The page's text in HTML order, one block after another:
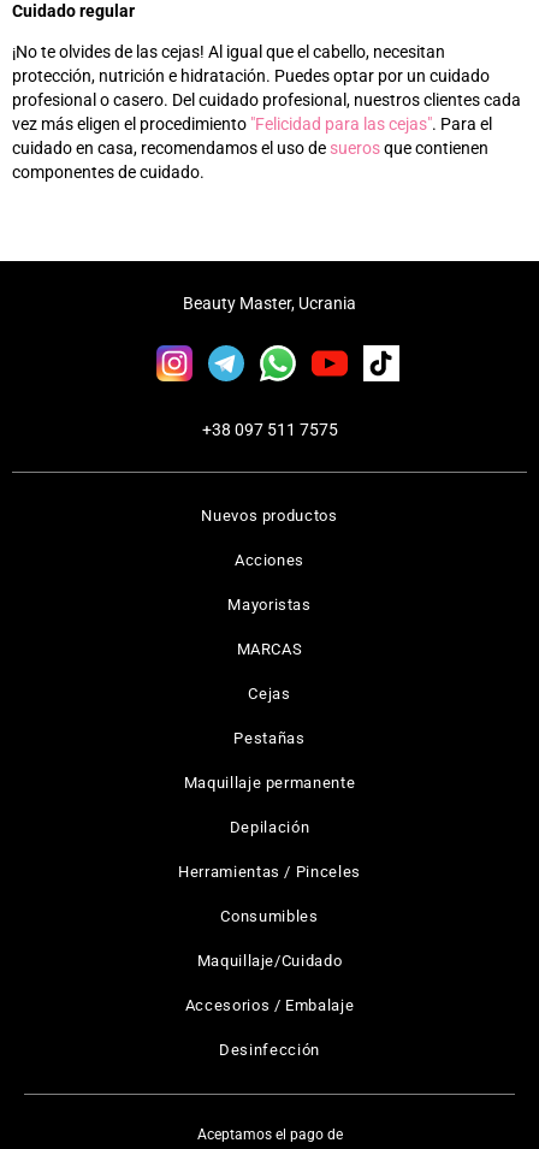
Cuidado regular
¡No te olvides de las cejas! Al igual que el cabello, necesitan
protección, nutrición e hidratación. Puedes optar por un cuidado
profesional o casero. Del cuidado profesional, nuestros clientes cada
vez más eligen el procedimiento "Felicidad para las cejas". Para el
cuidado en casa, recomendamos el uso de suerosque contienen
componentes de cuidado.
Nuevos productos
Acciones
Mayoristas
MARCAS
Cejas
Pestañas
Maquillaje permanente
Depilación
Herramientas / Pinceles
Consumibles
Maquillaje/Cuidado
Accesorios / Embalaje
Desinfección
Beauty Master, Ucrania
+38 097 511 7575
Aceptamos el pago de